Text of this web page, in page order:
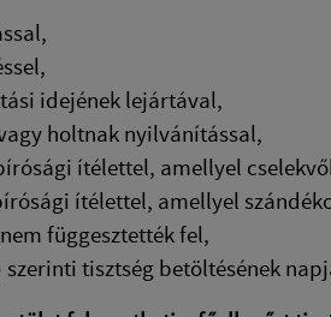
idejének lejártával,
holtnak nyilvánítással,
ítélettel, amellyel
ítélettel, amellyel
függesztették fel,
szerinti tisztség betöltésének